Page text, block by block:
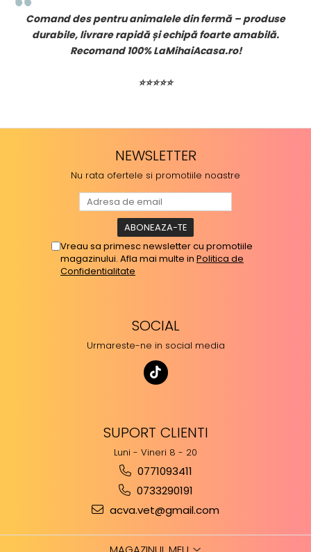
Comand des pentru animalele din fermă – produse
durabile, livrare rapidă și echipă foarte amabilă.
Recomand 100% LaMihaiAcasa.ro!
⭐⭐⭐⭐⭐
NEWSLETTER
Nu rata ofertele si promotiile noastre
Vreau sa primesc newsletter cu promotiile
magazinului. Afla mai multe in Politica de
Confidentialitate
SOCIAL
Urmareste-ne in social media
SUPORT CLIENTI
Luni - Vineri 8 - 20
0771093411
0733290191
acva.vet@gmail.com